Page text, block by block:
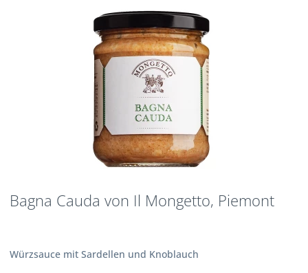
Bagna Cauda von Il Mongetto, Piemont
Würzsauce mit Sardellen und Knoblauch